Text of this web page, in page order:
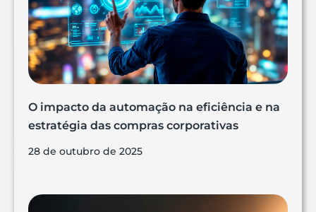
O impacto da automação na eficiência e na
estratégia das compras corporativas
28 de outubro de 2025